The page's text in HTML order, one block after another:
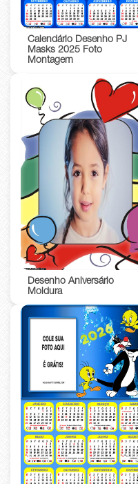
Calendário Desenho PJ
Masks 2025 Foto
Montagem
Desenho Aniversário
Moldura